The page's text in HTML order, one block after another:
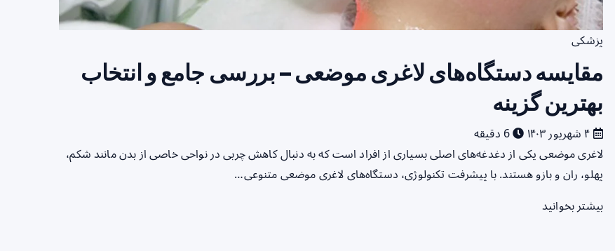
پزشکی
مقایسه دستگاه‌های لاغری موضعی – بررسی جامع و انتخاب
بهترین گزینه
6 دقیقه
لاغری موضعی یکی از دغدغه‌های اصلی بسیاری از افراد است که به دنبال کاهش چربی در نواحی خاصی از بدن مانند شکم،
پهلو، ران و بازو هستند. با پیشرفت تکنولوژی، دستگاه‌های لاغری موضعی متنوعی…
بیشتر بخوانید